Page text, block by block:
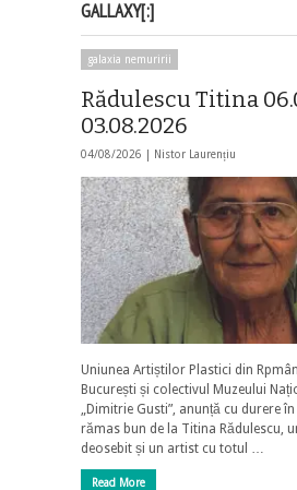
GALLAXY[:]
galaxia nemuririi
Rădulescu Titina
03.08.2026
04/08/2026 | Nistor Laurențiu
Uniunea Artiștilor Plastici din
București și colectivul Muzeului
„Dimitrie Gusti”, anunță cu durere
rămas bun de la Titina Rădulescu,
deosebit și un artist cu totul …
Read More